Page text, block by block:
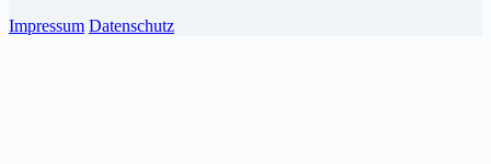
Impressum Datenschutz